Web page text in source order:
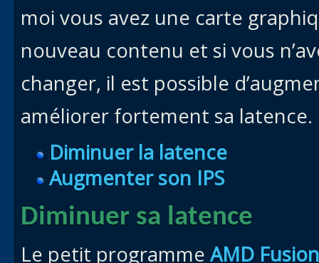
moi vous avez une carte
nouveau contenu et si vous
changer, il est possible
améliorer fortement sa latence.
Diminuer la latence
Augmenter son IPS
Diminuer sa latence
Le petit programme AMD